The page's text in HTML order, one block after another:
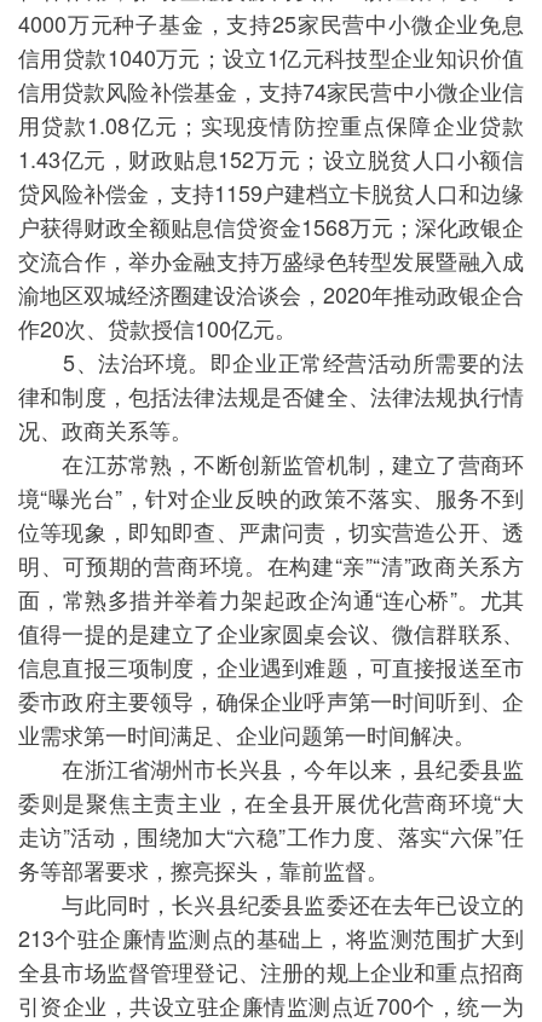
4000万元种子基金，支持25家民营中小微企业免息
信用贷款1040万元；设立1亿元科技型企业知识价值
信用贷款风险补偿基金，支持74家民营中小微企业信
用贷款1.08亿元；实现疫情防控重点保障企业贷款
1.43亿元，财政贴息152万元；设立脱贫人口小额信
贷风险补偿金，支持1159户建档立卡脱贫人口和边缘
户获得财政全额贴息信贷资金1568万元；深化政银企
交流合作，举办金融支持万盛绿色转型发展暨融入成
渝地区双城经济圈建设洽谈会，2020年推动政银企合
作20次、贷款授信100亿元。
5、法治环境。即企业正常经营活动所需要的法
律和制度，包括法律法规是否健全、法律法规执行情
况、政商关系等。
在江苏常熟，不断创新监管机制，建立了营商环
境“曝光台”，针对企业反映的政策不落实、服务不到
位等现象，即知即查、严肃问责，切实营造公开、透
明、可预期的营商环境。在构建“亲”“清”政商关系方
面，常熟多措并举着力架起政企沟通“连心桥”。尤其
值得一提的是建立了企业家圆桌会议、微信群联系、
信息直报三项制度，企业遇到难题，可直接报送至市
委市政府主要领导，确保企业呼声第一时间听到、企
业需求第一时间满足、企业问题第一时间解决。
在浙江省湖州市长兴县，今年以来，县纪委县监
委则是聚焦主责主业，在全县开展优化营商环境“大
走访”活动，围绕加大“六稳”工作力度、落实“六保”任
务等部署要求，擦亮探头，靠前监督。
与此同时，长兴县纪委县监委还在去年已设立的
213个驻企廉情监测点的基础上，将监测范围扩大到
全县市场监督管理登记、注册的规上企业和重点招商
引资企业，共设立驻企廉情监测点近700个，统一为